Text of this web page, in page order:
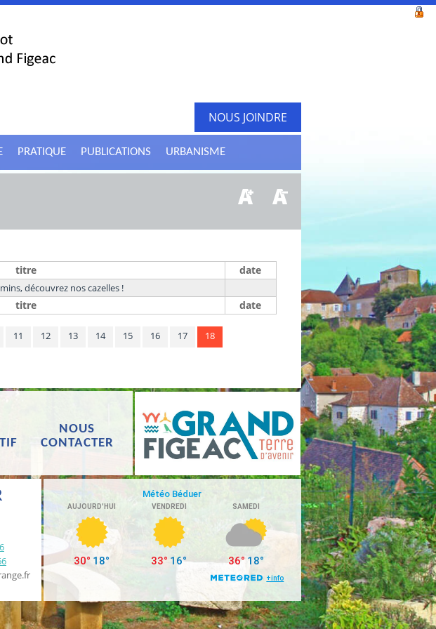
NOUS JOINDRE
PRATIQUE PUBLICATIONS URBANISME
titre
date
titre date
découvrez nos cazelles !
11 12 13 14 15 16 17 18
NOUS
CONTACTER